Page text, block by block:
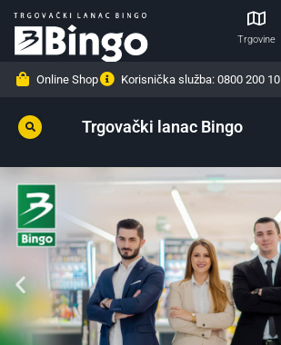
Trgovine
Online Shop Korisnička služba: 0800 200 10
Trgovački lanac Bingo